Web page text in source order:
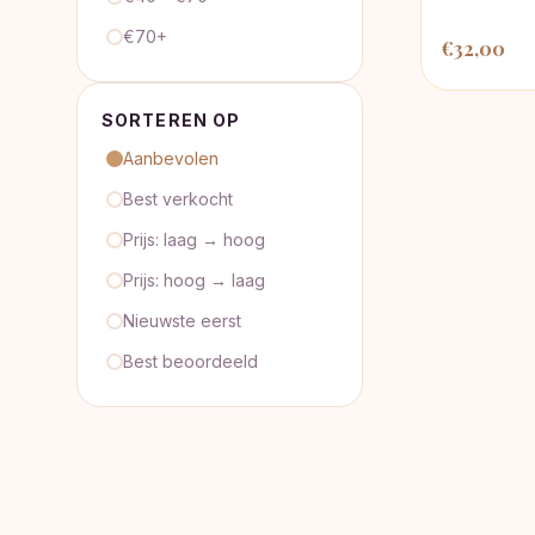
€70+
SORTEREN OP
Aanbevolen
Best verkocht
Prijs: laag → hoog
Prijs: hoog → laag
Nieuwste eerst
Best beoordeeld
€32,00